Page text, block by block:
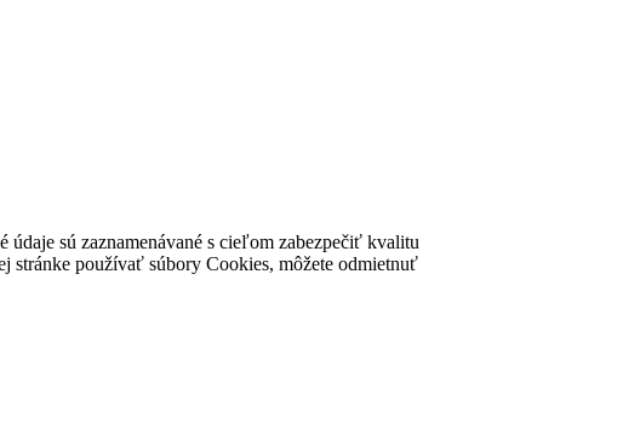
údaje sú zaznamenávané s cieľom zabezpečiť kvalitu
stránke používať súbory Cookies, môžete odmietnuť